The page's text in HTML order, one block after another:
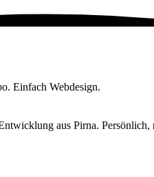
Einfach Webdesign.
aus Pirna. Persönlich,